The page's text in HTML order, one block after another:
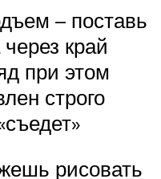
– поставь
край
при этом
строго
рисовать